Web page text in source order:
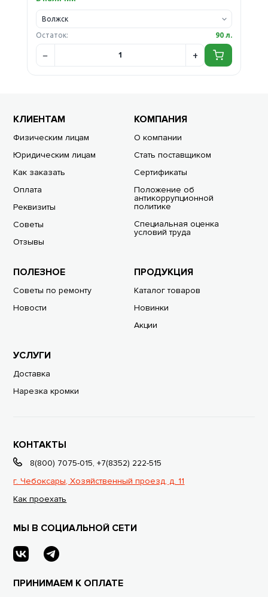
Остаток: 90 л.
КЛИЕНТАМ
Физическим лицам
Юридическим лицам
Как заказать
Оплата
Реквизиты
Советы
Отзывы
КОМПАНИЯ
О компании
Стать поставщиком
Сертификаты
Положение об
антикоррупционной
политике
Специальная оценка
условий труда
ПОЛЕЗНОЕ
Советы по ремонту
Новости
ПРОДУКЦИЯ
Каталог товаров
Новинки
Акции
УСЛУГИ
Доставка
Нарезка кромки
КОНТАКТЫ
8(800) 7075-015,+7(8352) 222-515
г. Чебоксары, Хозяйственный проезд, д. 11
Как проехать
МЫ В СОЦИАЛЬНОЙ СЕТИ
ПРИНИМАЕМ К ОПЛАТЕ